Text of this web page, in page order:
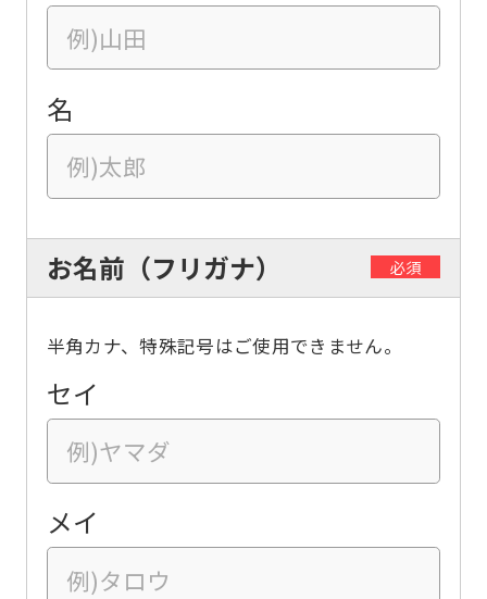
名
お名前（フリガナ） 必須
半角カナ、特殊記号はご使用できません。
セイ
メイ